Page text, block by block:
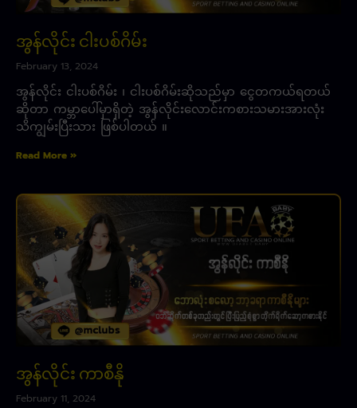
အွန်လိုင်း ငါးပစ်ဂိမ်း
February 13, 2024
အွန်လိုင်း ငါးပစ်ဂိမ်း ၊ ငါးပစ်ဂိမ်းဆိုသည်မှာ ငွေတကယ်ရတယ်
ဆိုတာ ကမ္ဘာပေါ်မှာရှိတဲ့ အွန်လိုင်းလောင်းကစားသမားအားလုံး
သိကျွမ်းပြီးသား ဖြစ်ပါတယ် ။
Read More »
အွန်လိုင်း ကာစီနို
February 11, 2024